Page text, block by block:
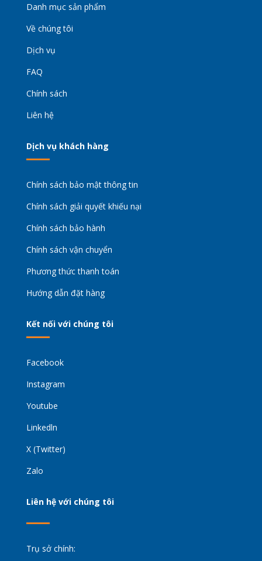
Danh mục sản phẩm
Về chúng tôi
Dịch vụ
FAQ
Chính sách
Liên hệ
Dịch vụ khách hàng
Chính sách bảo mật thông tin
Chính sách giải quyết khiếu nại
Chính sách bảo hành
Chính sách vận chuyển
Phương thức thanh toán
Hướng dẫn đặt hàng
Kết nối với chúng tôi
Facebook
Instagram
Youtube
Linkedln
X (Twitter)
Zalo
Liên hệ với chúng tôi
Trụ sở chính: